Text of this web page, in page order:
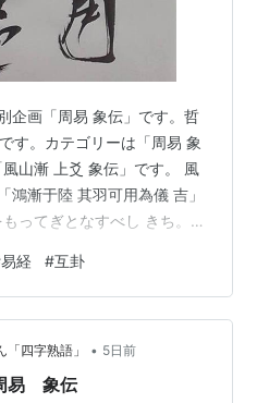
企画「周易 象伝」です。哲
す。カテゴリーは「周易 象
山漸 上爻 象伝」です。 風
鴻漸于陸 其羽可用為儀 吉」
ってぎとなすべし きち。
べしきちなりとは みだるべ
上爻」は比しても無いし応じ
くちゃいいよね。 そうです
通の人ではありません。で
んでいった、そして、飛び
易経 #互卦
四字熟語」 • 5日前
易 象伝